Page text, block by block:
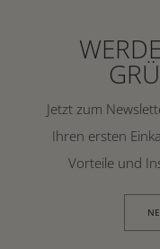
Jetzt zum
Ihren ersten
Vorteile und